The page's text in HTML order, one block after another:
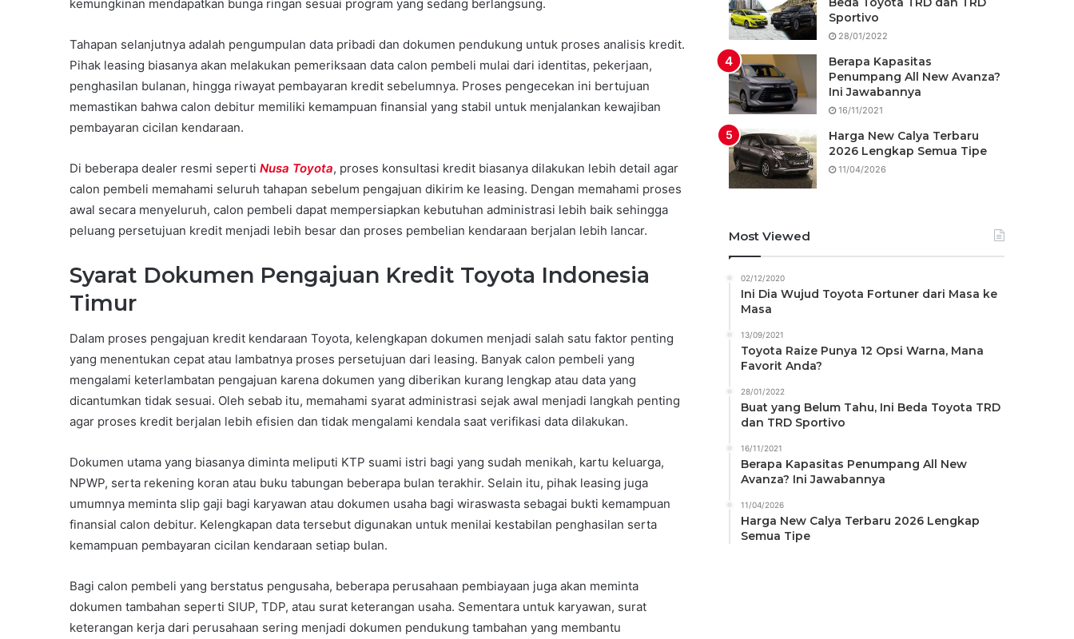
kemungkinan mendapatkan bunga ringan sesuai program yang sedang berlangsung.
Tahapan selanjutnya adalah pengumpulan data pribadi dan dokumen pendukung untuk proses analisis kredit.
Pihak leasing biasanya akan melakukan pemeriksaan data calon pembeli mulai dari identitas, pekerjaan,
penghasilan bulanan, hingga riwayat pembayaran kredit sebelumnya. Proses pengecekan ini bertujuan
memastikan bahwa calon debitur memiliki kemampuan finansial yang stabil untuk menjalankan kewajiban
pembayaran cicilan kendaraan.
Di beberapa dealer resmi seperti Nusa Toyota, proses konsultasi kredit biasanya dilakukan lebih detail agar
calon pembeli memahami seluruh tahapan sebelum pengajuan dikirim ke leasing. Dengan memahami proses
awal secara menyeluruh, calon pembeli dapat mempersiapkan kebutuhan administrasi lebih baik sehingga
peluang persetujuan kredit menjadi lebih besar dan proses pembelian kendaraan berjalan lebih lancar.
Syarat Dokumen Pengajuan Kredit Toyota Indonesia
Timur
Dalam proses pengajuan kredit kendaraan Toyota, kelengkapan dokumen menjadi salah satu faktor penting
yang menentukan cepat atau lambatnya proses persetujuan dari leasing. Banyak calon pembeli yang
mengalami keterlambatan pengajuan karena dokumen yang diberikan kurang lengkap atau data yang
dicantumkan tidak sesuai. Oleh sebab itu, memahami syarat administrasi sejak awal menjadi langkah penting
agar proses kredit berjalan lebih efisien dan tidak mengalami kendala saat verifikasi data dilakukan.
Dokumen utama yang biasanya diminta meliputi KTP suami istri bagi yang sudah menikah, kartu keluarga,
NPWP, serta rekening koran atau buku tabungan beberapa bulan terakhir. Selain itu, pihak leasing juga
umumnya meminta slip gaji bagi karyawan atau dokumen usaha bagi wiraswasta sebagai bukti kemampuan
finansial calon debitur. Kelengkapan data tersebut digunakan untuk menilai kestabilan penghasilan serta
kemampuan pembayaran cicilan kendaraan setiap bulan.
Bagi calon pembeli yang berstatus pengusaha, beberapa perusahaan pembiayaan juga akan meminta
dokumen tambahan seperti SIUP, TDP, atau surat keterangan usaha. Sementara untuk karyawan, surat
keterangan kerja dari perusahaan sering menjadi dokumen pendukung tambahan yang membantu
Sportivo
28/01/2022
Berapa Kapasitas
Penumpang All New Avanza?
Ini Jawabannya
16/11/2021
Harga New Calya Terbaru
2026 Lengkap Semua Tipe
11/04/2026
Most Viewed
02/12/2020
Ini Dia Wujud Toyota Fortuner dari Masa ke
Masa
13/09/2021
Toyota Raize Punya 12 Opsi Warna, Mana
Favorit Anda?
28/01/2022
Buat yang Belum Tahu, Ini Beda Toyota TRD
dan TRD Sportivo
16/11/2021
Berapa Kapasitas Penumpang All New
Avanza? Ini Jawabannya
11/04/2026
Harga New Calya Terbaru 2026 Lengkap
Semua Tipe